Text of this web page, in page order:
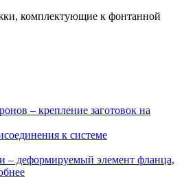
комплектующие к фонтанной
– крепление заготовок на
к системе
– деформируемый элемент фланца,